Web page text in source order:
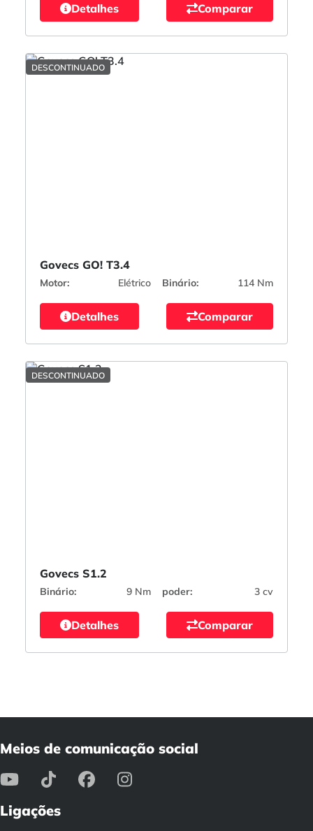
Detalhes Comparar
DESCONTINUADO
Govecs GO! T3.4
Motor: Elétrico Binário: 114 Nm
Detalhes Comparar
DESCONTINUADO
Govecs S1.2
Binário: 9 Nm poder: 3 cv
Detalhes Comparar
Meios de comunicação social
Ligações